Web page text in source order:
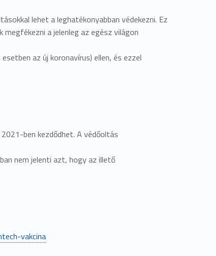
lehet a leghatékonyabban védekezni. Ez
a jelenleg az egész világon
az új koronavírus) ellen, és ezzel
ben kezdődhet. A védőoltás
nem jelenti azt, hogy az illető
vakcina